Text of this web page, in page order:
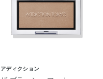
アディクション